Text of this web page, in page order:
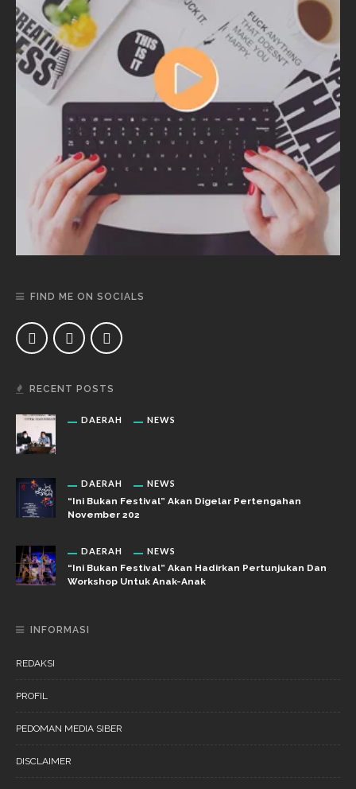
FIND ME ON SOCIALS
RECENT POSTS
DAERAH NEWS
DAERAH NEWS
“Ini Bukan Festival” Akan Digelar Pertengahan
November 202
DAERAH NEWS
“Ini Bukan Festival” Akan Hadirkan Pertunjukan Dan
Workshop Untuk Anak-Anak
INFORMASI
REDAKSI
PROFIL
PEDOMAN MEDIA SIBER
DISCLAIMER